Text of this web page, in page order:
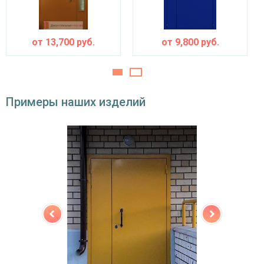
Особенности модели
наружное / внутреннее,
левое / правое (на выбор)
Угол
от 13,700 руб. от 9,800руб.
Примеры наших изделий